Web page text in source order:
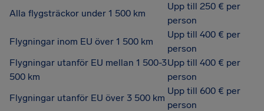
Alla flygsträckor under 1 500 km
Upp till 250 € per
person
Flygningar inom EU över 1 500 km
Upp till 400 € per
person
Flygningar utanför EU mellan 1 500-3
500 km
Upp till 400 € per
person
Flygningar utanför EU över 3 500 km
Upp till 600 € per
person